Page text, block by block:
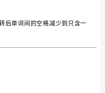
后单词间的空格减少到只含一